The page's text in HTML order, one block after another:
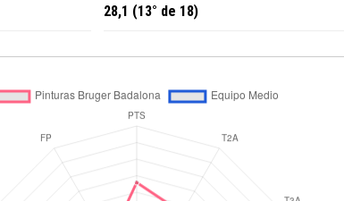
28,1 (13° de 18)